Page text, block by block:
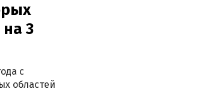
3
с
областей